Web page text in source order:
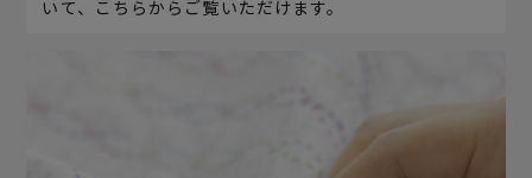
いて、こちらからご覧いただけます。